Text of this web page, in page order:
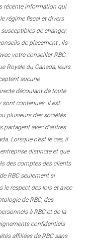
récente information qui
régime fiscal et divers
de changer.
de placement ; ils
votre conseiller RBC.
Royale du Canada, leurs
aucune
découlant de toute
sont contenues. Il est
plusieurs des sociétés
partagent avec d’autres
Lorsque c’est le cas, il
distincte et que
des comptes des clients
RBC seulement si
le respect des lois et avec
de RBC, des
à RBC et de la
confidentiels
affiliées de RBC sans